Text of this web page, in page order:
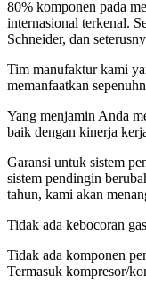
80% komponen pada
internasional terkenal.
Schneider, dan
Tim manufaktur kami
memanfaatkan
Yang menjamin Anda
baik dengan kinerja
Garansi untuk sistem
sistem pendingin
tahun, kami akan
Tidak ada kebocoran
Tidak ada komponen
Termasuk kompresor/